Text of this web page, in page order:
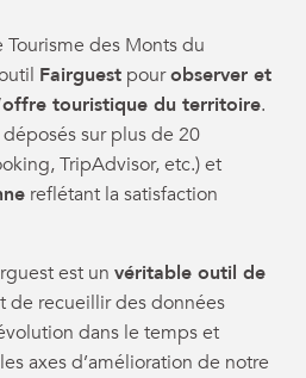
des Monts du
Fairguest pourobserver et
touristique du territoire.
sur plus de 20
TripAdvisor, etc.) et
reflétant la satisfaction
est un véritable outil de
de recueillir des données
dans le temps et
axes d’amélioration de notre